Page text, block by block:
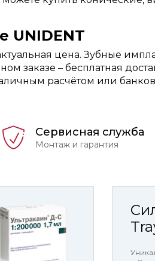
UNIDENT
цена. Зубные
заказе – бесплатная
расчётом или
Сервисная служба
Монтаж и гарантия